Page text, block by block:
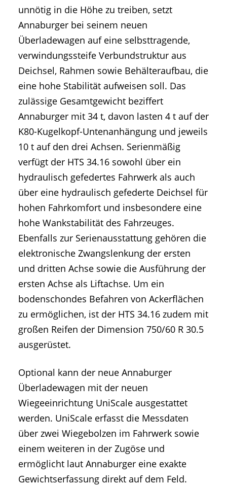
unnötig in die Höhe zu treiben, setzt
Annaburger bei seinem neuen
Überladewagen auf eine selbsttragende,
verwindungssteife Verbundstruktur aus
Deichsel, Rahmen sowie Behälteraufbau, die
eine hohe Stabilität aufweisen soll. Das
zulässige Gesamtgewicht beziffert
Annaburger mit 34 t, davon lasten 4 t auf der
K80-Kugelkopf-Untenanhängung und jeweils
10 t auf den drei Achsen. Serienmäßig
verfügt der HTS 34.16 sowohl über ein
hydraulisch gefedertes Fahrwerk als auch
über eine hydraulisch gefederte Deichsel für
hohen Fahrkomfort und insbesondere eine
hohe Wankstabilität des Fahrzeuges.
Ebenfalls zur Serienausstattung gehören die
elektronische Zwangslenkung der ersten
und dritten Achse sowie die Ausführung der
ersten Achse als Liftachse. Um ein
bodenschondes Befahren von Ackerflächen
zu ermöglichen, ist der HTS 34.16 zudem mit
großen Reifen der Dimension 750/60 R 30.5
ausgerüstet.
Optional kann der neue Annaburger
Überladewagen mit der neuen
Wiegeeinrichtung UniScale ausgestattet
werden. UniScale erfasst die Messdaten
über zwei Wiegebolzen im Fahrwerk sowie
einem weiteren in der Zugöse und
ermöglicht laut Annaburger eine exakte
Gewichtserfassung direkt auf dem Feld.